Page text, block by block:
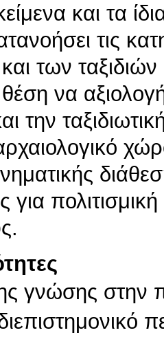
και τα
τις
των ταξιδιών
να
την
για
γνώσης στην